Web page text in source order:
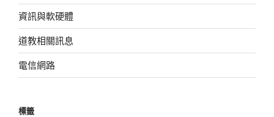
資訊與軟硬體
道教相關訊息
電信網路
標籤